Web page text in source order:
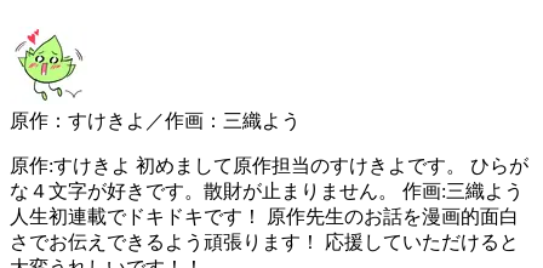
原作：すけきよ／作画：三織よう
原作:すけきよ 初めまして原作担当のすけきよです。 ひらが
な４文字が好きです。散財が止まりません。 作画:三織よう
人生初連載でドキドキです！ 原作先生のお話を漫画的面白
さでお伝えできるよう頑張ります！ 応援していただけると